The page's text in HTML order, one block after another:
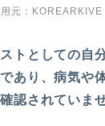
用元：KOREARKIVE
トとしての自
あり、病気や
認されていま